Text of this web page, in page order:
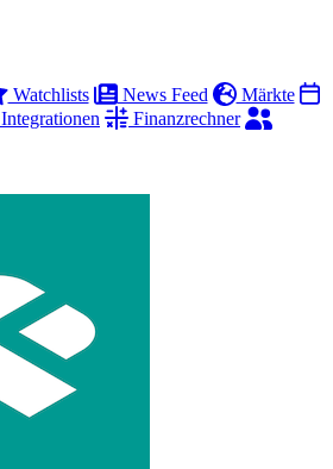
Watchlists News Feed
Märkte
Integrationen
Finanzrechner